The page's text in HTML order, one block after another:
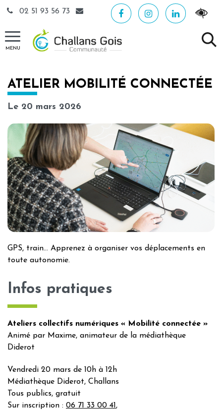
02 51 93 56 73
MENU
ATELIER MOBILITÉ CONNECTÉE
Le 20 mars 2026
GPS, train… Apprenez à organiser vos déplacements en
toute autonomie.
Infos pratiques
Ateliers collectifs numériques « Mobilité connectée »
Animé par Maxime, animateur de la médiathèque
Diderot
Vendredi 20 mars de 10h à 12h
Médiathèque Diderot, Challans
Tous publics, gratuit
Sur inscription : 06 71 33 00 41 ,